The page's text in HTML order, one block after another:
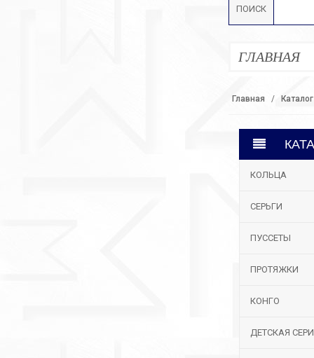
ПОИСК
ГЛАВНАЯ
Главная Каталог
КОЛЬЦА
СЕРЬГИ
ПУССЕТЫ
ПРОТЯЖКИ
КОНГО
ДЕТСКАЯ